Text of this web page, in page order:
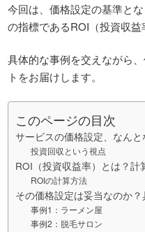
今回は、価格設定の基準と
の指標であるROI（投資収益
具体的な事例を交えながら
トをお届けします。
このページの目次
サービスの価格設定、なん
投資回収という視点
ROI（投資収益率）とは？計
ROIの計算方法
その価格設定は妥当なのか
事例1：ラーメン屋
事例2：脱毛サロン